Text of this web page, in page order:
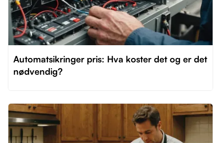
Automatsikringer pris: Hva koster det og er det
nødvendig?